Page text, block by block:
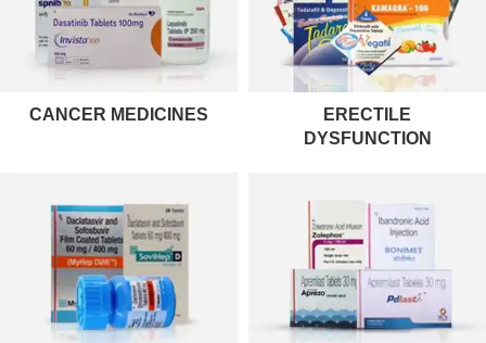
CANCER MEDICINES
ERECTILE
DYSFUNCTION